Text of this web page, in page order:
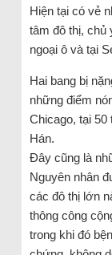
Hiện tại có vẻ
tâm đô thị, chủ
ngoại ô và tại
Hai bang bị
những điểm
Chicago, tại 50
Hán.
Đây cũng là
Nguyên nhân
các đô thị lớn
thông công
trong khi đó